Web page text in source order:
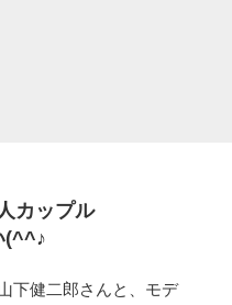
カップル
(^^♪
下健二郎さんと、モデ